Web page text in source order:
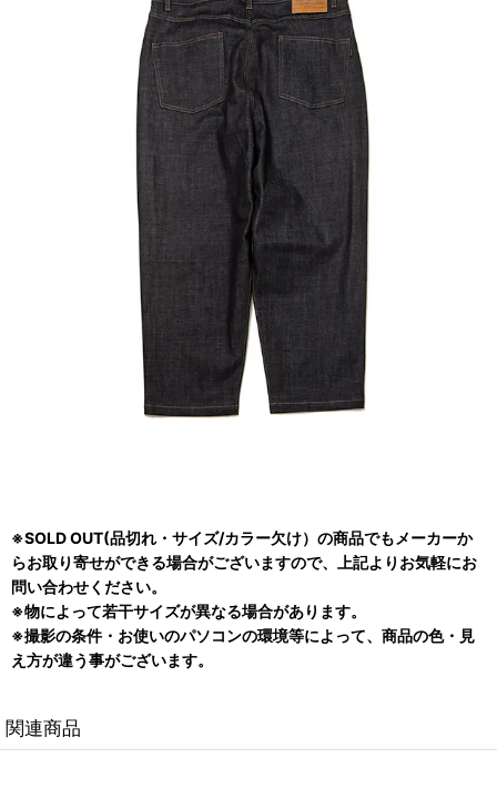
※SOLD OUT(品切れ・サイズ/カラー欠け）の商品でもメーカーか
らお取り寄せができる場合がございますので、上記よりお気軽にお
問い合わせください。
※物によって若干サイズが異なる場合があります。
※撮影の条件・お使いのパソコンの環境等によって、商品の色・見
え方が違う事がございます。
関連商品